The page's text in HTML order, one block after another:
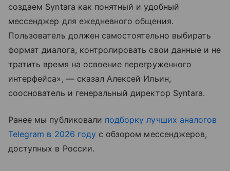
создаем Syntara как понятный и удобный
мессенджер для ежедневного общения.
Пользователь должен самостоятельно выбирать
формат диалога, контролировать свои данные и не
тратить время на освоение перегруженного
интерфейса», — сказал Алексей Ильин,
сооснователь и генеральный директор Syntara.
Ранее мы публиковали подборку лучших аналогов
Telegram в 2026 году с обзором мессенджеров,
доступных в России.